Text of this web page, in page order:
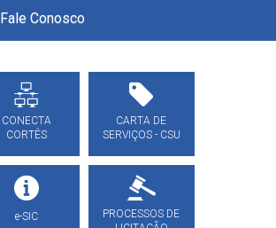
Fale Conosco
CONECTA
CORTÊS
CARTA DE
SERVIÇOS - CSU
e-SIC
PROCESSOS DE